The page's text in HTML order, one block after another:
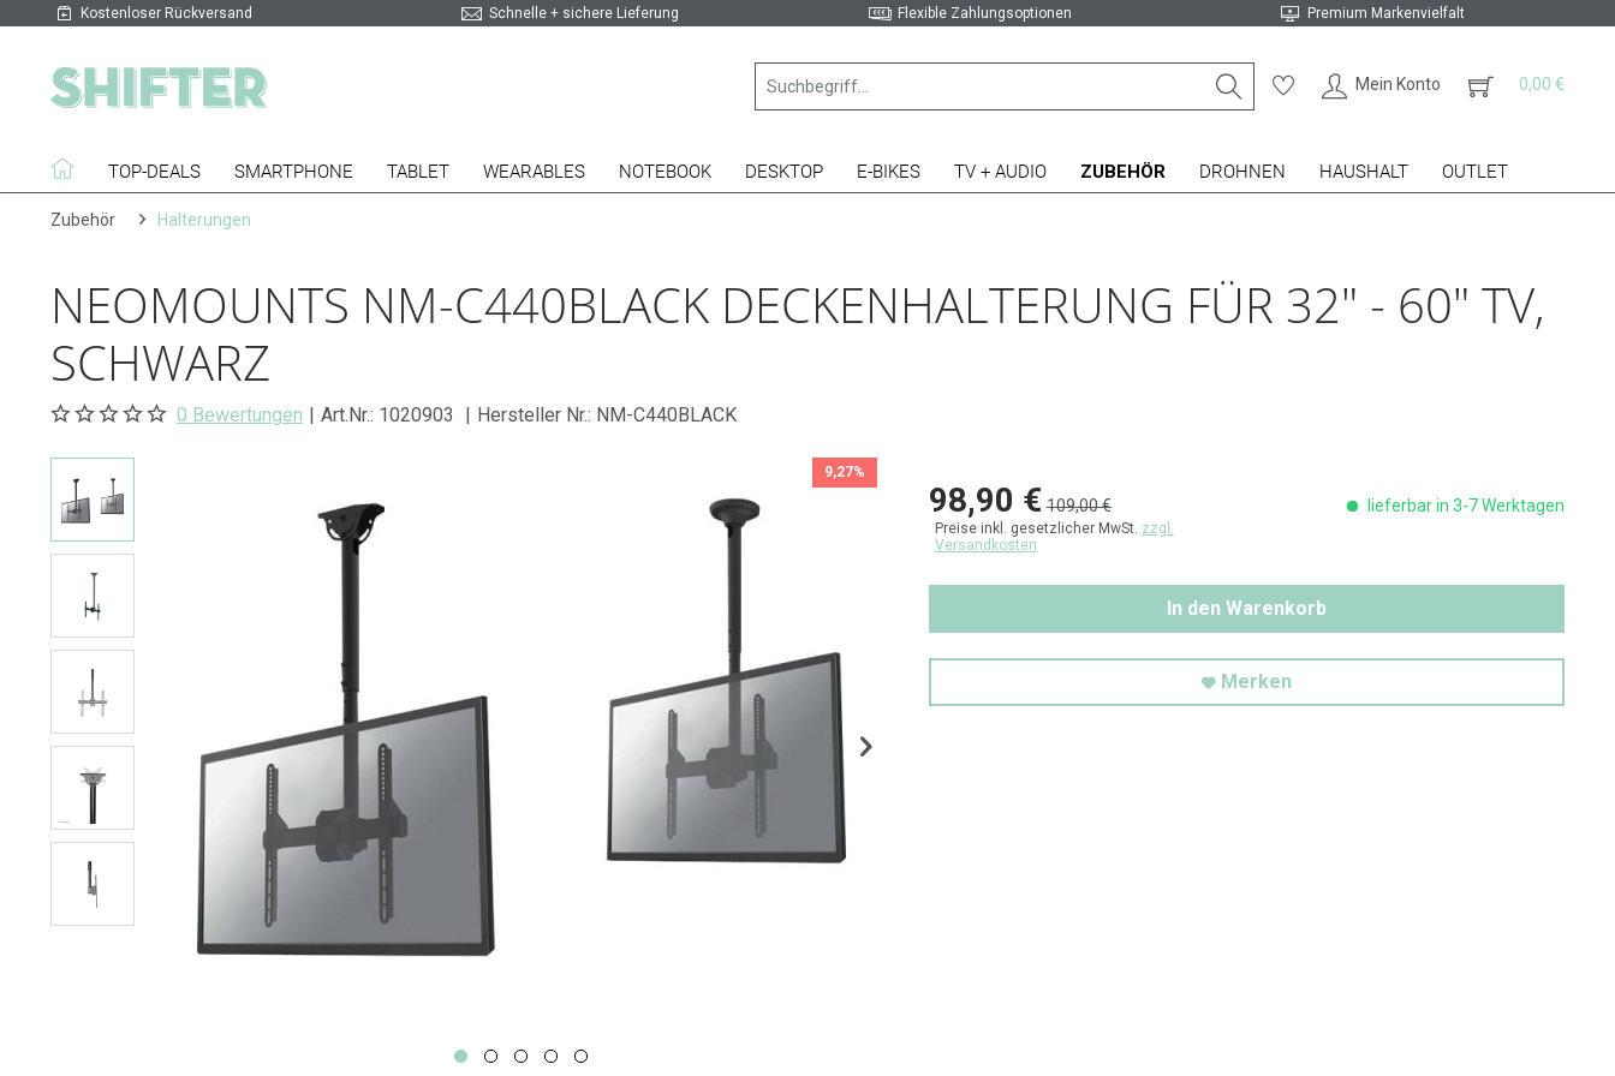
Kostenloser Rückversand Schnelle + sichere Lieferung Flexible Zahlungsoptionen Premium Markenvielfalt
Mein Konto 0,00 €
TOP-DEALS SMARTPHONE TABLET WEARABLES NOTEBOOK DESKTOP E-BIKES TV + AUDIO ZUBEHÖR DROHNEN HAUSHALT OUTLET
Zubehör Halterungen
NEOMOUNTS NM-C440BLACK DECKENHALTERUNG FÜR 32" - 60" TV,
SCHWARZ
0 Bewertungen | Art.Nr.: 1020903 | Hersteller Nr.: NM-C440BLACK
9,27%
98,90 € 109,00 €
Preise inkl. gesetzlicher MwSt. zzgl.
Versandkosten
lieferbar in 3-7 Werktagen
In den Warenkorb
Merken